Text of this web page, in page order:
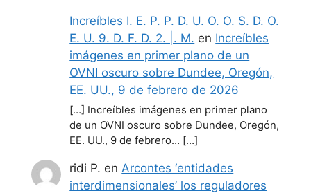
Increíbles I. E. P. P. D. U. O. O. S. D. O.
E. U. 9. D. F. D. 2. |. M. en Increíbles
imágenes en primer plano de un
OVNI oscuro sobre Dundee, Oregón,
EE. UU., 9 de febrero de 2026
[…] Increíbles imágenes en primer plano
de un OVNI oscuro sobre Dundee, Oregón,
EE. UU., 9 de febrero… […]
ridi P. en Arcontes ‘entidades
interdimensionales’ los reguladores